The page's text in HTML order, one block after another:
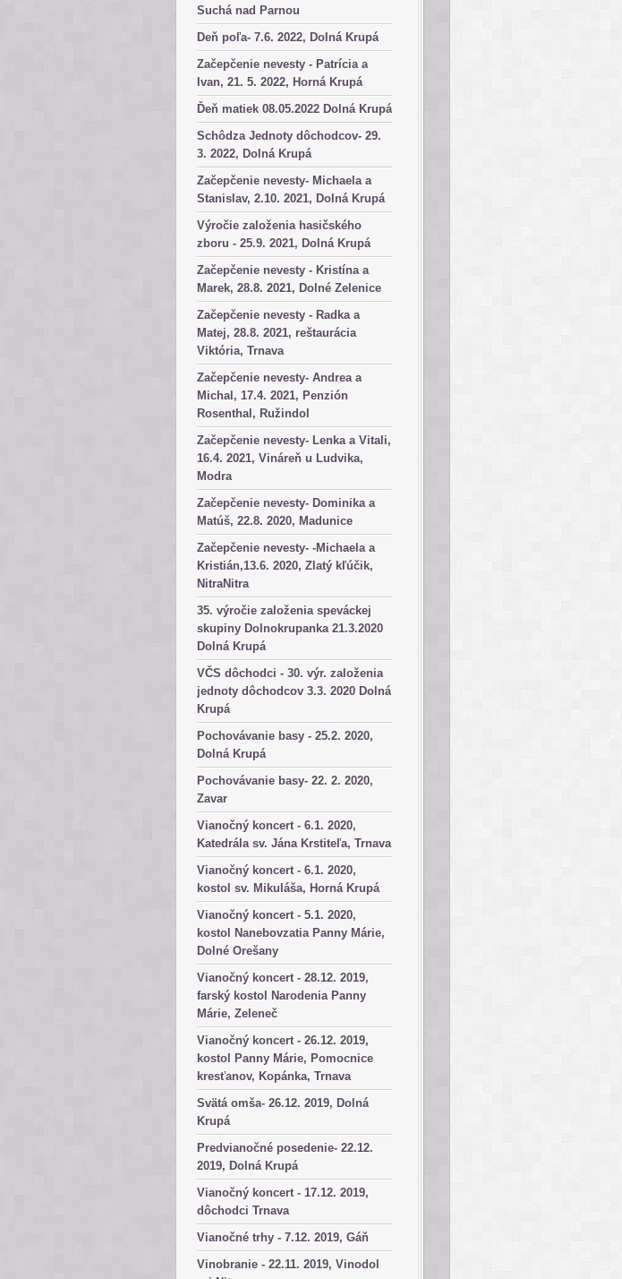
Suchá nad Parnou
Deň poľa- 7.6. 2022, Dolná Krupá
Začepčenie nevesty - Patrícia a
Ivan, 21. 5. 2022, Horná Krupá
Ďeň matiek 08.05.2022 Dolná Krupá
Schôdza Jednoty dôchodcov- 29.
3. 2022, Dolná Krupá
Začepčenie nevesty- Michaela a
Stanislav, 2.10. 2021, Dolná Krupá
Výročie založenia hasičského
zboru - 25.9. 2021, Dolná Krupá
Začepčenie nevesty - Kristína a
Marek, 28.8. 2021, Dolné Zelenice
Začepčenie nevesty - Radka a
Matej, 28.8. 2021, reštaurácia
Viktória, Trnava
Začepčenie nevesty- Andrea a
Michal, 17.4. 2021, Penzión
Rosenthal, Ružindol
Začepčenie nevesty- Lenka a Vitali,
16.4. 2021, Vináreň u Ludvika,
Modra
Začepčenie nevesty- Dominika a
Matúš, 22.8. 2020, Madunice
Začepčenie nevesty- -Michaela a
Kristián,13.6. 2020, Zlatý kľúčik,
NitraNitra
35. výročie založenia speváckej
skupiny Dolnokrupanka 21.3.2020
Dolná Krupá
VČS dôchodci - 30. výr. založenia
jednoty dôchodcov 3.3. 2020 Dolná
Krupá
Pochovávanie basy - 25.2. 2020,
Dolná Krupá
Pochovávanie basy- 22. 2. 2020,
Zavar
Vianočný koncert - 6.1. 2020,
Katedrála sv. Jána Krstiteľa, Trnava
Vianočný koncert - 6.1. 2020,
kostol sv. Mikuláša, Horná Krupá
Vianočný koncert - 5.1. 2020,
kostol Nanebovzatia Panny Márie,
Dolné Orešany
Vianočný koncert - 28.12. 2019,
farský kostol Narodenia Panny
Márie, Zeleneč
Vianočný koncert - 26.12. 2019,
kostol Panny Márie, Pomocnice
kresťanov, Kopánka, Trnava
Svätá omša- 26.12. 2019, Dolná
Krupá
Predvianočné posedenie- 22.12.
2019, Dolná Krupá
Vianočný koncert - 17.12. 2019,
dôchodci Trnava
Vianočné trhy - 7.12. 2019, Gáň
Vinobranie - 22.11. 2019, Vinodol